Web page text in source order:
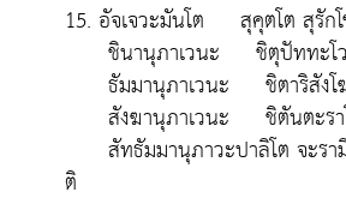
15. อัจเจวะมันโต สุคุตโต สุรัก
ชินานุภาเวนะ ชิตุปัททะโว
ธัมมานุภาเวนะ ชิตาริสังโ
สังฆานุภาเวนะ ชิตันตะรา
สัทธัมมานุภาวะปาลิโต จะรา
ติ